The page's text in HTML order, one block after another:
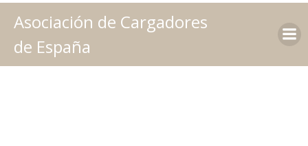
Saltar
al
Asociación de Cargadores
de España